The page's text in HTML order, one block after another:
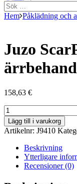
Sök
efter:
Hem Påklädning och
Juzo
158,63 €
Juzo
ScarPad
light
ärrbehandling
mängd
Lägg till i varukorg
Artikelnr: J9410
Beskrivning
Ytterligare
Recensioner (0)